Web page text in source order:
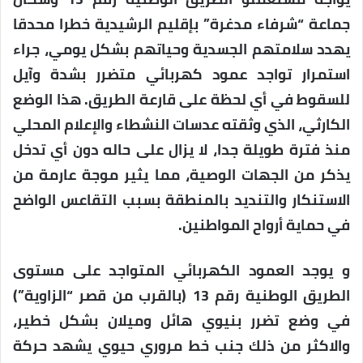
جماعة “شرفاء مدغرة” بإقليم الرشيدية خطرا محدقا
يهدد سلامتهم الجسدية وحياتهم بشكل يومي، جراء
استمرار تواجد عمود كهربائي متضرر بشدة وآيل
للسقوط في أي لحظة على قارعة الطريق. هذا الوضع
الكارثي، الذي وثقته عدسات النشطاء والإعلام المحلي
منذ فترة طويلة جدا، لا يزال على حاله دون أي تدخل
يذكر من الجهات الوصية، مما يثير موجة عارمة من
الاستنكار والتنديد بالمنطقة بسبب التقاعس الواضح
في حماية أرواح المواطنين.
و يوجد العمود الكهربائي المتواجد على مستوى
الطريق الوطنية رقم 13 (بالقرب من قصر “الزاوية”)
في وضع تضرر بنيوي هائل وميلان بشكل خطير،
والاكثر من ذلك جنب خط مروري حيوي يشهد حركة